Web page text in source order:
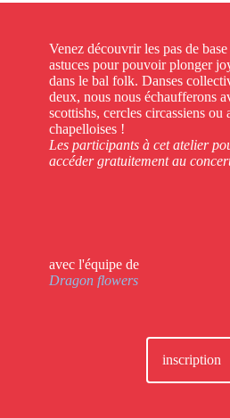
Venez découvrir les pas de
astuces pour pouvoir plonger
dans le bal folk. Danses
deux, nous nous échaufferons
scottishs, cercles circassiens ou
chapelloises !
Les participants à cet atelier
accéder gratuitement au
avec l'équipe de
Dragon flowers
inscription